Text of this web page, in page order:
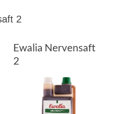
2
Ewalia Nervensaft
2